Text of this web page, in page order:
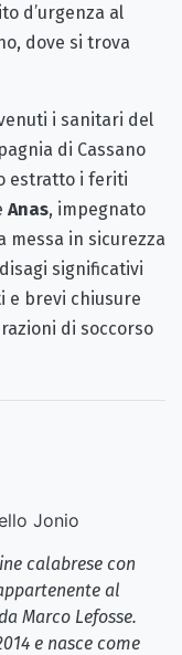
d’urgenza al
dove si trova
i sanitari del
di Cassano
estratto i feriti
Anas, impegnato
messa in sicurezza
significativi
e brevi chiusure
di soccorso
Jonio
calabrese con
al
Marco Lefosse.
e nasce come